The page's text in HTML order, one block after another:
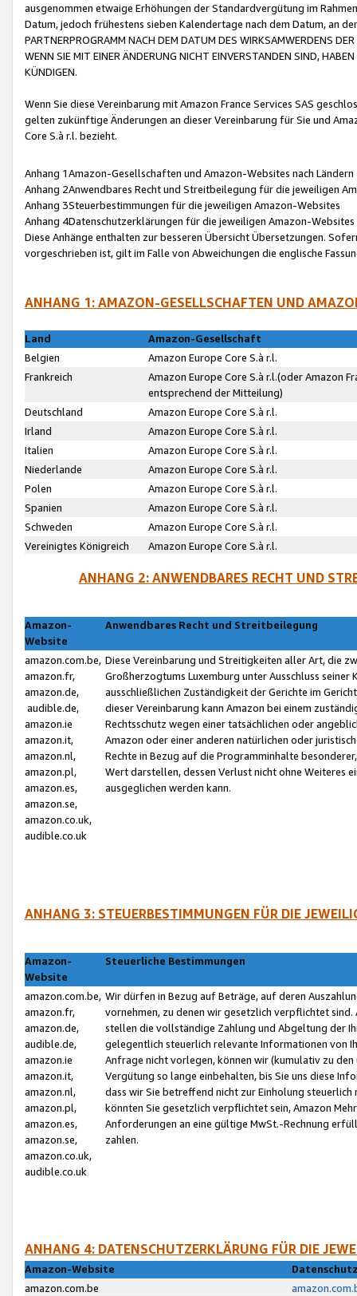
ausgenommen etwaige Erhöhungen der Standardvergütung im
Datum, jedoch frühestens sieben Kalendertage nach dem Datum, an
PARTNERPROGRAMM NACH DEM DATUM DES WIRKSAMWERDENS
WENN SIE MIT EINER ÄNDERUNG NICHT EINVERSTANDEN SIND,
KÜNDIGEN.
Wenn Sie diese Vereinbarung mit Amazon France Services SAS
gelten zukünftige Änderungen an dieser Vereinbarung für Sie und
Core S.à r.l. bezieht.
Anhang 1Amazon-Gesellschaften und Amazon-Websites nach Ländern
Anhang 2Anwendbares Recht und Streitbeilegung für die jeweiligen
Anhang 3Steuerbestimmungen für die jeweiligen Amazon-Websites
Anhang 4Datenschutzerklärungen für die jeweiligen Amazon-Websites
Diese Anhänge enthalten zur besseren Übersicht Übersetzungen.
vorgeschrieben ist, gilt im Falle von Abweichungen die englische
ANHANG 1: AMAZON-GESELLSCHAFTEN UND
Land
Amazon-Gesellschaft
Belgien
Amazon Europe Core S.à r.l.
Frankreich
Amazon Europe Core S.à r.l.(oder Amazon
entsprechend der Mitteilung)
Deutschland
Amazon Europe Core S.à r.l.
Irland
Amazon Europe Core S.à r.l.
Italien
Amazon Europe Core S.à r.l.
Niederlande
Amazon Europe Core S.à r.l.
Polen
Amazon Europe Core S.à r.l.
Spanien
Amazon Europe Core S.à r.l.
Schweden
Amazon Europe Core S.à r.l.
Vereinigtes Königreich
Amazon Europe Core S.à r.l.
ANHANG 2: ANWENDBARES RECHT UND
Amazon-
Website
Anwendbares Recht und Streitbeilegung
amazon.com.be,
amazon.fr,
amazon.de,
audible.de,
amazon.ie
amazon.it,
amazon.nl,
amazon.pl,
amazon.es,
amazon.se,
amazon.co.uk,
audible.co.uk
Diese Vereinbarung und Streitigkeiten aller Art, die
Großherzogtums Luxemburg unter Ausschluss
ausschließlichen Zuständigkeit der Gerichte im
dieser Vereinbarung kann Amazon bei einem
Rechtsschutz wegen einer tatsächlichen oder
Amazon oder einer anderen natürlichen oder
Rechte in Bezug auf die Programminhalte
Wert darstellen, dessen Verlust nicht ohne Weiteres
ausgeglichen werden kann.
ANHANG 3: STEUERBESTIMMUNGEN FÜR DIE
Amazon-
Website
Steuerliche Bestimmungen
amazon.com.be,
amazon.fr,
amazon.de,
audible.de,
amazon.ie
amazon.it,
amazon.nl,
amazon.pl,
amazon.es,
amazon.se,
amazon.co.uk,
audible.co.uk
Wir dürfen in Bezug auf Beträge, auf deren
vornehmen, zu denen wir gesetzlich verpflichtet
stellen die vollständige Zahlung und Abgeltung der
gelegentlich steuerlich relevante Informationen von
Anfrage nicht vorlegen, können wir (kumulativ zu
Vergütung so lange einbehalten, bis Sie uns diese
dass wir Sie betreffend nicht zur Einholung
könnten Sie gesetzlich verpflichtet sein, Amazon
Anforderungen an eine gültige MwSt.-Rechnung
zahlen.
ANHANG 4: DATENSCHUTZERKLÄRUNG FÜR DIE
Amazon-Website
amazon.com.be